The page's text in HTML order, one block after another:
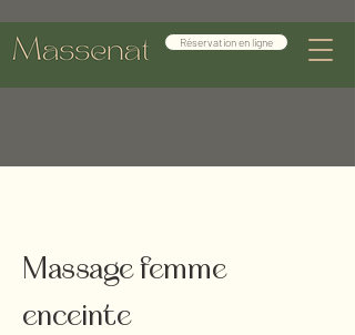
Réservation en ligne
Massage femme
enceinte